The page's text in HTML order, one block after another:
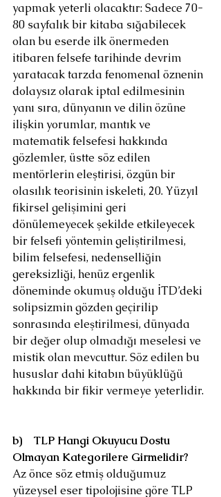
yapmak yeterli olacaktır: Sadece 70-
80 sayfalık bir kitaba sığabilecek
olan bu eserde ilk önermeden
itibaren felsefe tarihinde devrim
yaratacak tarzda fenomenal öznenin
dolaysız olarak iptal edilmesinin
yanı sıra, dünyanın ve dilin özüne
ilişkin yorumlar, mantık ve
matematik felsefesi hakkında
gözlemler, üstte söz edilen
mentörlerin eleştirisi, özgün bir
olasılık teorisinin iskeleti, 20. Yüzyıl
fikirsel gelişimini geri
dönülemeyecek şekilde etkileyecek
bir felsefi yöntemin geliştirilmesi,
bilim felsefesi, nedenselliğin
gereksizliği, henüz ergenlik
döneminde okumuş olduğu İTD’deki
solipsizmin gözden geçirilip
sonrasında eleştirilmesi, dünyada
bir değer olup olmadığı meselesi ve
mistik olan mevcuttur. Söz edilen bu
hususlar dahi kitabın büyüklüğü
hakkında bir fikir vermeye yeterlidir.
b)
TLP Hangi Okuyucu Dostu
Olmayan Kategorilere Girmelidir?
Az önce söz etmiş olduğumuz
yüzeysel eser tipolojisine göre TLP